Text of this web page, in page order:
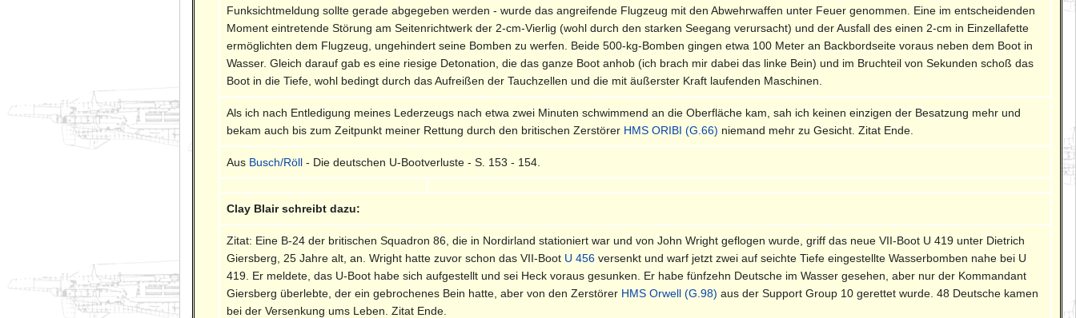
Funksichtmeldung sollte gerade abgegeben werden - wurde das angreifende Flugzeug mit den Abwehrwaffen unter Feuer genommen. Eine im entscheidenden
Moment eintretende Störung am Seitenrichtwerk der 2-cm-Vierlig (wohl durch den starken Seegang verursacht) und der Ausfall des einen 2-cm in Einzellafette
ermöglichten dem Flugzeug, ungehindert seine Bomben zu werfen. Beide 500-kg-Bomben gingen etwa 100 Meter an Backbordseite voraus neben dem Boot in
Wasser. Gleich darauf gab es eine riesige Detonation, die das ganze Boot anhob (ich brach mir dabei das linke Bein) und im Bruchteil von Sekunden schoß das
Boot in die Tiefe, wohl bedingt durch das Aufreißen der Tauchzellen und die mit äußerster Kraft laufenden Maschinen.
Als ich nach Entledigung meines Lederzeugs nach etwa zwei Minuten schwimmend an die Oberfläche kam, sah ich keinen einzigen der Besatzung mehr und
bekam auch bis zum Zeitpunkt meiner Rettung durch den britischen Zerstörer HMS ORIBI (G.66) niemand mehr zu Gesicht. Zitat Ende.
Aus Busch/Röll - Die deutschen U-Bootverluste - S. 153 - 154.
Clay Blair schreibt dazu:
Zitat: Eine B-24 der britischen Squadron 86, die in Nordirland stationiert war und von John Wright geflogen wurde, griff das neue VII-Boot U 419 unter Dietrich
Giersberg, 25 Jahre alt, an. Wright hatte zuvor schon das VII-Boot U 456 versenkt und warf jetzt zwei auf seichte Tiefe eingestellte Wasserbomben nahe bei U
419. Er meldete, das U-Boot habe sich aufgestellt und sei Heck voraus gesunken. Er habe fünfzehn Deutsche im Wasser gesehen, aber nur der Kommandant
Giersberg überlebte, der ein gebrochenes Bein hatte, aber von den Zerstörer HMS Orwell (G.98) aus der Support Group 10 gerettet wurde. 48 Deutsche kamen
bei der Versenkung ums Leben. Zitat Ende.